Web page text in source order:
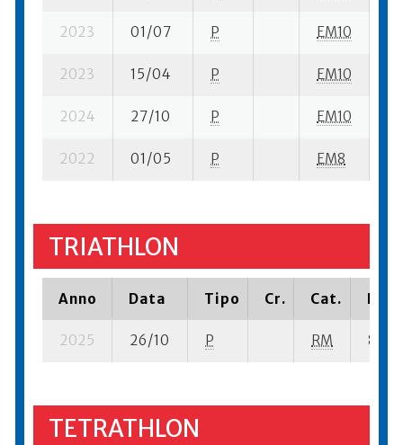
2023 01/07 P EM10
2023 15/04 P EM10
2024 27/10 P EM10
2022 01/05 P EM8
TRIATHLON
Anno Data Tipo Cr. Cat.
2025 26/10 P RM 8 su-
TETRATHLON